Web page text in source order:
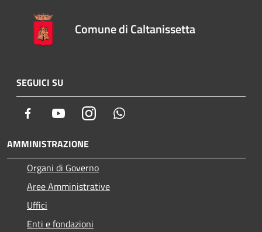
Comune di Caltanissetta
SEGUICI SU
Facebook YoutubeInstagram
AMMINISTRAZIONE
Organi di Governo
Aree Amministrative
Uffici
Enti e fondazioni